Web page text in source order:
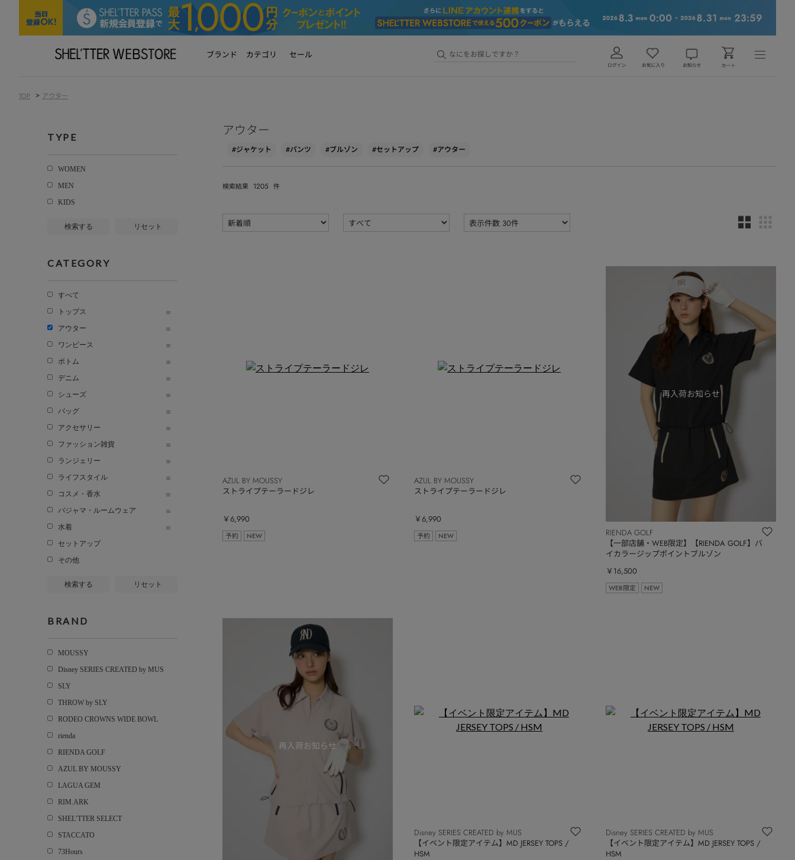
ブランド カテゴリ セール
TOP > アウター
TYPE
WOMEN
MEN
KIDS
検索する リセット
CATEGORY
すべて
トップス
アウター
ワンピース
ボトム
デニム
シューズ
バッグ
アクセサリー
ファッション雑貨
ランジェリー
ライフスタイル
コスメ・香水
パジャマ・ルームウェア
水着
セットアップ
その他
検索する リセット
BRAND
MOUSSY
Disney SERIES CREATED by MUS
SLY
THROW by SLY
RODEO CROWNS WIDE BOWL
rienda
RIENDA GOLF
AZUL BY MOUSSY
LAGUA GEM
RIM.ARK
SHEL’TTER SELECT
STACCATO
73Hours
アウター
#ジャケット #パンツ #ブルゾン #セットアップ #アウター
検索結果 1205 件
AZUL BY MOUSSY
ストライプテーラードジレ
￥6,990
予約 NEW
AZUL BY MOUSSY
ストライプテーラードジレ
￥6,990
予約 NEW
RIENDA GOLF
【一部店舗・WEB限定】【RIENDA GOLF】バ
イカラージップポイントブルゾン
￥16,500
WEB限定 NEW
Disney SERIES CREATED by MUS
【イベント限定アイテム】MD JERSEY TOPS /
HSM
Disney SERIES CREATED by MUS
【イベント限定アイテム】MD JERSEY TOPS /
HSM